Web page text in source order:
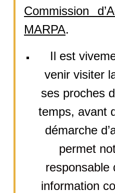
Commission
MARPA.
Il est
venir visiter
ses proches
temps, avant
démarche
permet
responsable
information